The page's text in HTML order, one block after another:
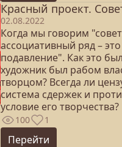
Красный проект.
02.08.2022
Когда мы говорим
ассоциативный ряд –
подавление". Как это
художник был рабом
творцом? Всегда ли
система сдержек и
условие его творчества?
100 1
Перейти